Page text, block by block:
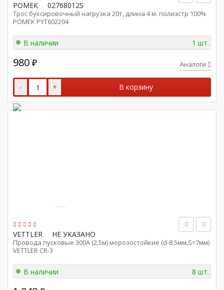
РОМЕК 02768012S
Трос буксировочный нагрузка 20т, длина 4 м. полиэстр 100%
РОМЕК PYT602204
В наличии 1 шт.
980 ₽ Аналоги
- + В корзину
VETTLER НЕ УКАЗАНО
Провода пусковые 300А (2,5м) морозостойкие (d-8.5мм,S=7мм)
VETTLER CR-3
В наличии 8 шт.